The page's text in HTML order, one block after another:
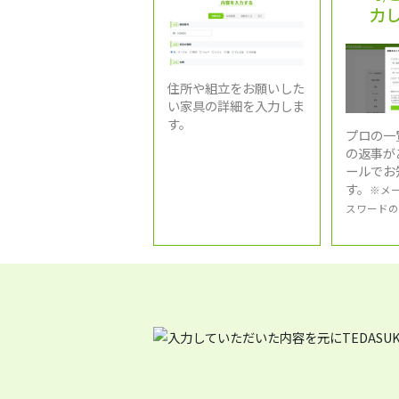
住所や組立をお願いした
い家具の詳細を入力しま
す。
力
プロの
の返事
ールで
す。
※メ
スワード